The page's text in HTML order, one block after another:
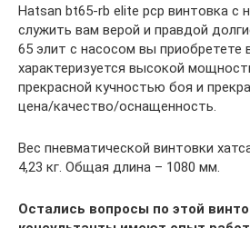
Hatsan bt65-rb elite рср винтовка с
служить вам верой и правдой
65 элит с насосом вы приобретете
характеризуется высокой
прекрасной кучностью боя и
цена/качество/оснащенность.
Вес пневматической винтовки
4,23 кг. Общая длина – 1080 мм.
Остались вопросы по этой